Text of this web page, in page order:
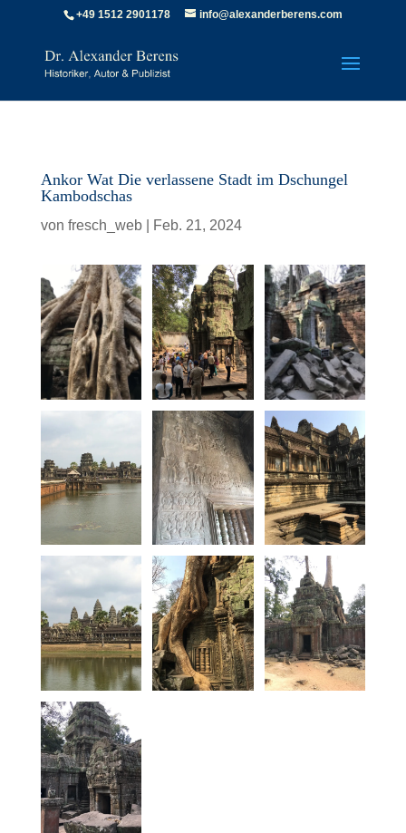
‪+49 1512 2901178‬ info@alexanderberens.com
Ankor Wat Die verlassene Stadt im Dschungel
Kambodschas
von fresch_web| Feb. 21, 2024